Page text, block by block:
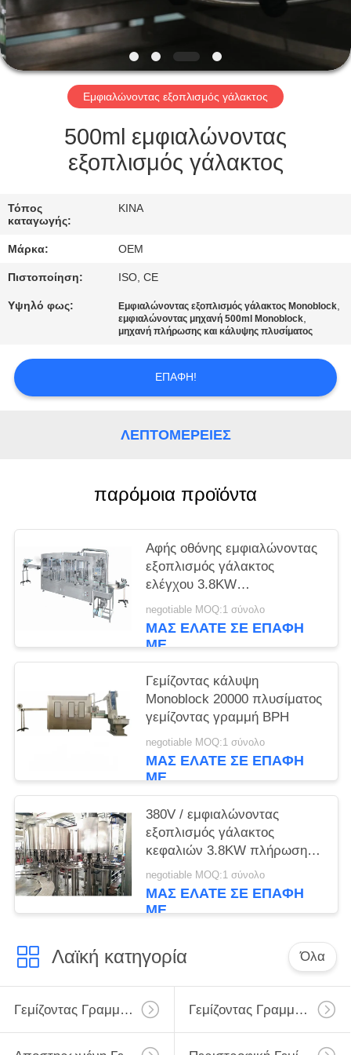
ΈΛΕΓΧΟΣ
ΜΑΣ
ΕΛΆΤΕ
ΕΠΑΦΉ
ΖΗΤΉΣΤΕ
ΈΝΑ
ΑΠΌΣΠΑΣΜΑ
SITEMAP
PRIVACY
POLICY
Εμφιαλώνοντας εξοπλισμός γάλακτος
500ml εμφιαλώνοντας
εξοπλισμός γάλακτος
Τόπος
καταγωγής:
ΚΙΝΑ
Μάρκα: OEM
Πιστοποίηση: ISO, CE
Υψηλό φως: Εμφιαλώνοντας εξοπλισμός γάλακτος Monoblock,
εμφιαλώνοντας μηχανή 500ml Monoblock,
μηχανή πλήρωσης και κάλυψης πλυσίματος
ΕΠΑΦΉ!
ΛΕΠΤΟΜΈΡΕΙΕΣ
παρόμοια προϊόντα
Αφής οθόνης εμφιαλώνοντας
εξοπλισμός γάλακτος
ελέγχου 3.8KW
περιστροφικός
negotiable MOQ:1 σύνολο
ΜΑΣ ΕΛΆΤΕ ΣΕ ΕΠΑΦΉ
ΜΕ
Γεμίζοντας κάλυψη
Monoblock 20000 πλυσίματος
γεμίζοντας γραμμή BPH
negotiable MOQ:1 σύνολο
ΜΑΣ ΕΛΆΤΕ ΣΕ ΕΠΑΦΉ
ΜΕ
380V / εμφιαλώνοντας
εξοπλισμός γάλακτος
κεφαλιών 3.8KW πλήρωσης
220V 24
negotiable MOQ:1 σύνολο
ΜΑΣ ΕΛΆΤΕ ΣΕ ΕΠΑΦΉ
ΜΕ
Λαϊκή κατηγορία Όλα
Γεμίζοντας Γραμμή Γάλακτος Γεμίζοντας Γραμμή Γάλακτος Monoblock